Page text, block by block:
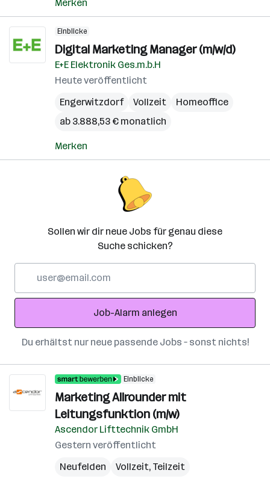
Merken
Einblicke
Digital Marketing Manager (m/w/d)
E+E Elektronik Ges.m.b.H
Heute veröffentlicht
Engerwitzdorf
Vollzeit
Homeoffice
ab 3.888,53 € monatlich
Merken
Sollen wir dir neue Jobs für genau diese
Suche schicken?
Adresse
Job-Alarm anlegen
Du erhältst nur neue passende Jobs – sonst nichts!
Einblicke
Marketing Allrounder mit
Leitungsfunktion (m/w)
Ascendor Lifttechnik GmbH
Gestern veröffentlicht
Neufelden
Vollzeit, Teilzeit